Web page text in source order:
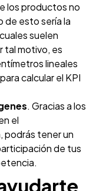
los productos no
de esto sería la
suelen
tal motivo, es
lineales
calcular el KPI
. Gracias a los
el
podrás tener un
de tus